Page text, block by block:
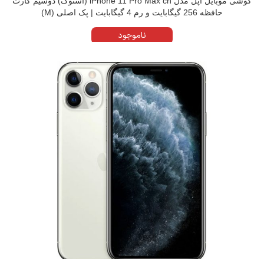
حافظه 256 گیگابایت و رم 4 گیگابایت | پک اصلی (M)
ناموجود